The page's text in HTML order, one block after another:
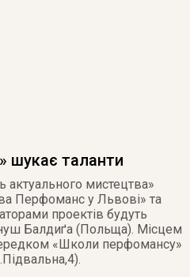
шукає таланти
актуального мистецтва»
Перфоманс у Львові» та
проектів будуть
Балдиґа (Польща). Місцем
«Школи перфомансу»